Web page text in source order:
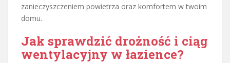
zanieczyszczeniem powietrza oraz komfortem w twoim
domu.
Jak sprawdzić drożność i ciąg
wentylacyjny w łazience?